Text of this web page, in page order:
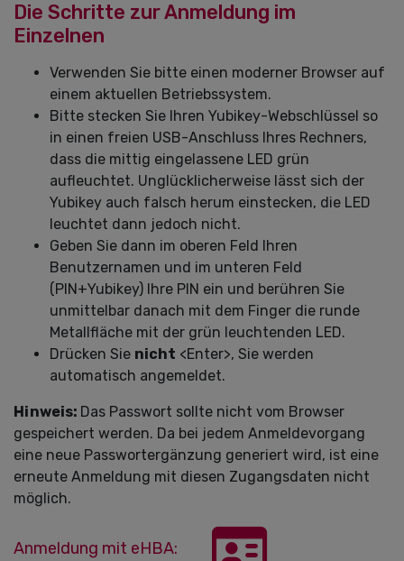
Die Schritte zur Anmeldung im
Einzelnen
Verwenden Sie bitte einen moderner Browser auf
einem aktuellen Betriebssystem.
Bitte stecken Sie Ihren Yubikey-Webschlüssel so
in einen freien USB-Anschluss Ihres Rechners,
dass die mittig eingelassene LED grün
aufleuchtet. Unglücklicherweise lässt sich der
Yubikey auch falsch herum einstecken, die LED
leuchtet dann jedoch nicht.
Geben Sie dann im oberen Feld Ihren
Benutzernamen und im unteren Feld
(PIN+Yubikey) Ihre PIN ein und berühren Sie
unmittelbar danach mit dem Finger die runde
Metallfläche mit der grün leuchtenden LED.
Drücken Sie nicht <Enter>, Sie werden
automatisch angemeldet.
Hinweis: Das Passwort sollte nicht vom Browser
gespeichert werden. Da bei jedem Anmeldevorgang
eine neue Passwortergänzung generiert wird, ist eine
erneute Anmeldung mit diesen Zugangsdaten nicht
möglich.
Anmeldung mit eHBA: